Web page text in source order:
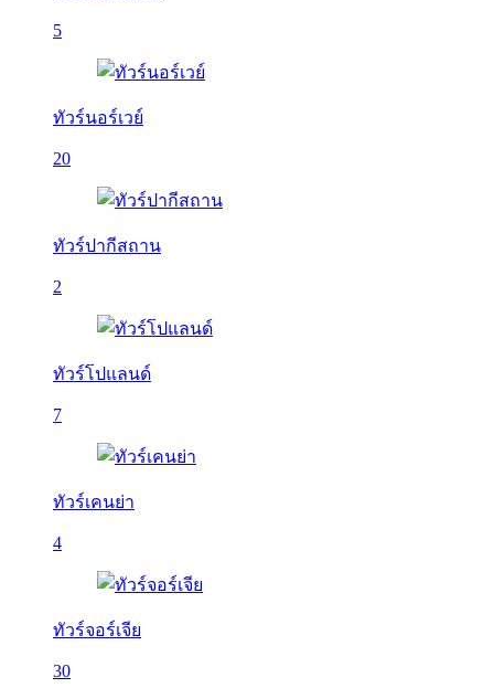
5
ทัวร์นอร์เวย์
20
ทัวร์ปากีสถาน
2
ทัวร์โปแลนด์
7
ทัวร์เคนย่า
4
ทัวร์จอร์เจีย
30